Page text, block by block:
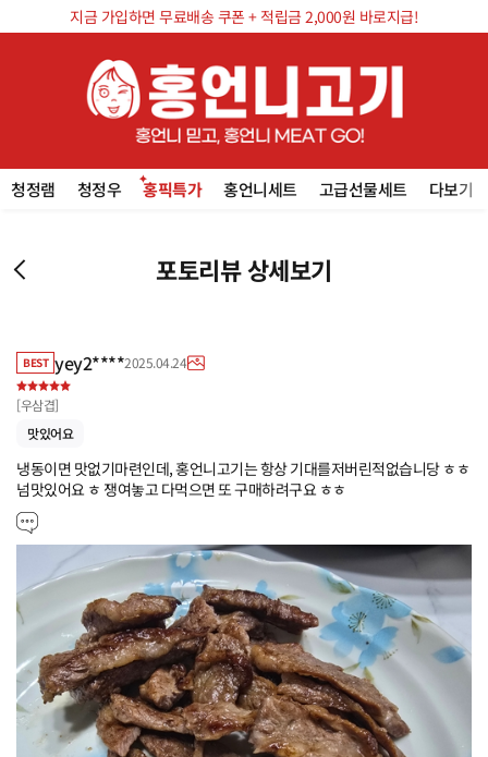
지금 가입하면 무료배송 쿠폰 + 적립금 2,000원 바로지급!
청정램 청정우 홍픽특가 홍언니세트 고급선물세트 다보기
포토리뷰 상세보기
BEST yey2****2025.04.24
[우삼겹]
맛있어요
냉동이면 맛없기마련인데, 홍언니고기는 항상 기대를저버린적없습니당 ㅎㅎ
넘맛있어요 ㅎ 쟁여놓고 다먹으면 또 구매하려구요 ㅎㅎ